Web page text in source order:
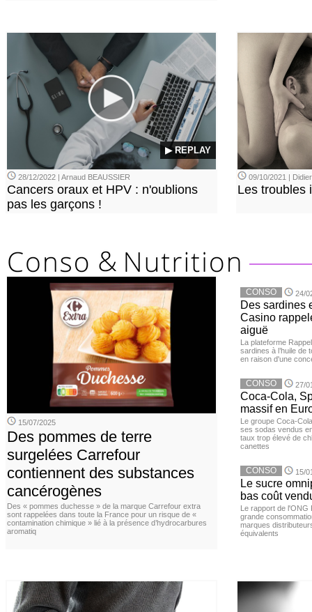
▶ REPLAY
28/12/2022 | Arnaud BEAUSSIER
Cancers oraux et HPV : n'oublions
pas les garçons !
09/10/2021 |
Les troubles
15/07/2025
Des pommes de terre
surgelées Carrefour
contiennent des substances
cancérogènes
Des « pommes duchesse » de la marque Carrefour extra
sont rappelées dans toute la France pour un risque de «
contamination chimique » lié à la présence d’hydrocarbures
aromatiq
CONSO 24/
Des sardines
Casino
aiguë
La plateforme
sardines à l’huile de
en raison d'une
CONSO 27/
Coca-Cola,
massif en
Le groupe Coca-
ses sodas vendus
taux trop élevé de
canettes
CONSO 15/
Le sucre
bas coût
Le rapport de l'ONG
grande
marques
équivalents